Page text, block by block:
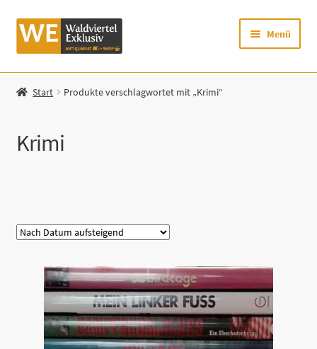
Zur
Navigation
Zum
Inhalt
Menü
Startseite
Mein Konto
Zur Waldviertel Exklusiv-Website
Start Produkte verschlagwortet mit „Krimi“
Krimi